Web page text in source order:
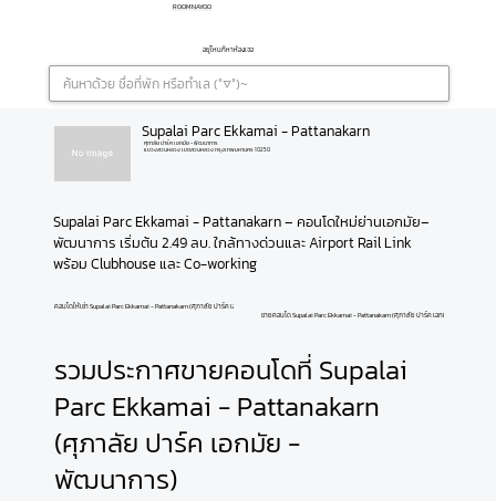
ROOMNAYOO
อยู่ไหนก็หาห้องเจอ
Supalai Parc Ekkamai - Pattanakarn
ศุภาลัย ปาร์ค เอกมัย - พัฒนาการ
แขวงสวนหลวง เขตสวนหลวง กรุงเทพมหานคร 10250
Supalai Parc Ekkamai - Pattanakarn – คอนโดใหม่ย่านเอกมัย–
พัฒนาการ เริ่มต้น 2.49 ลบ. ใกล้ทางด่วนและ Airport Rail Link
พร้อม Clubhouse และ Co-working
คอนโดให้เช่า Supalai Parc Ekkamai - Pattanakarn (ศุภาลัย ปาร์ค เอกมัย - พัฒนาการ)
ขายคอนโด Supalai Parc Ekkamai - Pattanakarn (ศุภาลัย ปาร์ค เอกมัย - พัฒนาการ)
รวมประกาศขายคอนโดที่ Supalai
Parc Ekkamai - Pattanakarn
(ศุภาลัย ปาร์ค เอกมัย -
พัฒนาการ)